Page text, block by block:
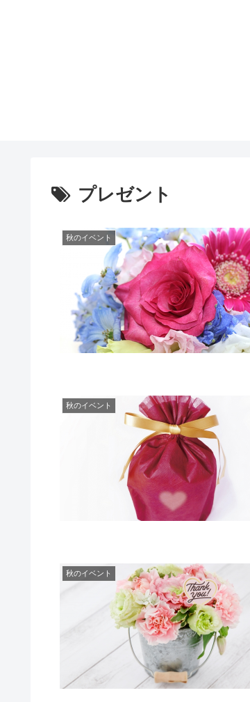
プレゼント
秋のイベント
秋のイベント
秋のイベント